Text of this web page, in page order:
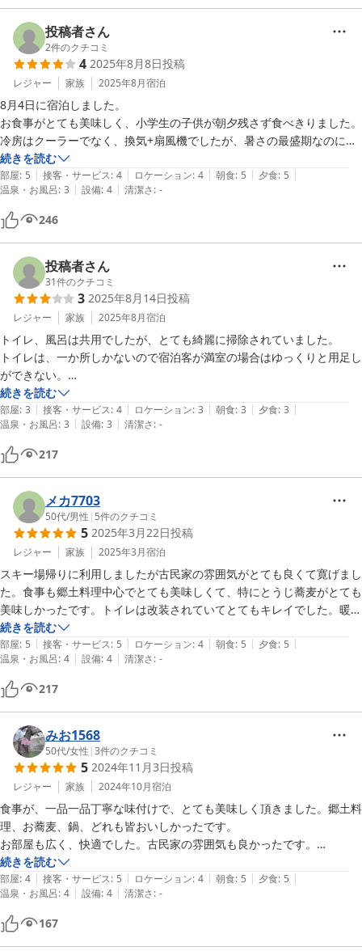
車がないと少しアクセスが不便かもしれませんが、もしまた木曽の地域
を訪れることがあれば、必ずこの宿に泊まりたいと思います。
今まで宿泊した中で、間違いなくコスパが一番良い宿でした。
本当にありがとうございました！
投稿者さん
2件のクチコミ
4 2025年8月8日投稿
レジャー 家族 2025年8月宿泊
8月4日に宿泊しました。
お食事がとても美味しく、小学生の子供が朝夕残さず食べきりました。
冷房はクーラーでなく、換気+扇風機でしたが、暑さの最盛期なのに涼
しく過ごせました。
また機会があればのんびりしにゆきたいと思います。
続きを読む
部屋: 5 | 接客・サービス: 4 | ロケーション: 4 | 朝食: 5 | 夕食: 5 |
温泉・お風呂: 3 | 設備: 4 | 清潔さ: -
246
投稿者さん
31件のクチコミ
3 2025年8月14日投稿
レジャー 家族 2025年8月宿泊
トイレ、風呂は共用でしたが、とても綺麗に掃除されていました。
トイレは、一か所しかないので宿泊客が満室の場合はゆっくりと用足し
ができない。
古い建物（築100年以上？）でしたが、子供が廊下を走ると振動が部屋
まで響き少しうるさく感じた。
続きを読む
部屋: 3 | 接客・サービス: 4 | ロケーション: 3 | 朝食: 3 | 夕食: 3 |
温泉・お風呂: 3 | 設備: 3 | 清潔さ: -
217
メカ7703
50代/男性 | 5件のクチコミ
5 2025年3月22日投稿
レジャー 家族 2025年3月宿泊
スキー場帰りに利用しましたが古民家の雰囲気がとても良くて寛げまし
た。食事も郷土料理中心でとても美味しくて、特にとうじ蕎麦がとても
美味しかったです。トイレは改装されていてとてもキレイでした。暖房
は石油ファンヒーターがありますが、冬場夜は寒いので寝間着は持参し
た方が良いかもしれないです。また是非利用したいと思います。
続きを読む
部屋: 5 | 接客・サービス: 5 | ロケーション: 4 | 朝食: 5 | 夕食: 5 |
温泉・お風呂: 4 | 設備: 4 | 清潔さ: -
217
みお1568
50代/女性 |3件のクチコミ
5 2024年11月3日投稿
レジャー 家族 2024年10月宿泊
食事が、一品一品丁寧な味付けで、とても美味しく頂きました。郷土料
理、お蕎麦、鍋、どれも皆おいしかったです。
お部屋も広く、快適でした。古民家の雰囲気も良かったです。
お世話になりました。ありがとうございました。
続きを読む
部屋: 4 | 接客・サービス: 5 | ロケーション: 4 | 朝食: 5 | 夕食: 5 |
温泉・お風呂: 4 | 設備: 4 | 清潔さ: -
167